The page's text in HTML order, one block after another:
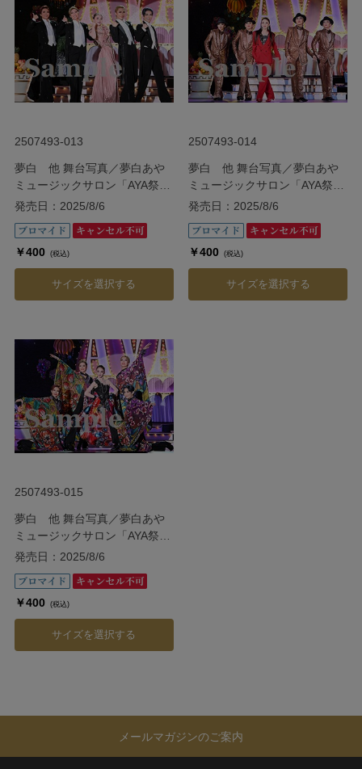
2507493-013
夢白 他 舞台写真／夢白あや
ミュージックサロン「AYA祭
り!!」
発売日：2025/8/6
￥400 (税込)
サイズを選択する
2507493-014
夢白 他 舞台写真／夢白あや
ミュージックサロン「AYA祭
り!!」
発売日：2025/8/6
￥400 (税込)
サイズを選択する
2507493-015
夢白 他 舞台写真／夢白あや
ミュージックサロン「AYA祭
り!!」
発売日：2025/8/6
￥400 (税込)
サイズを選択する
メールマガジンのご案内